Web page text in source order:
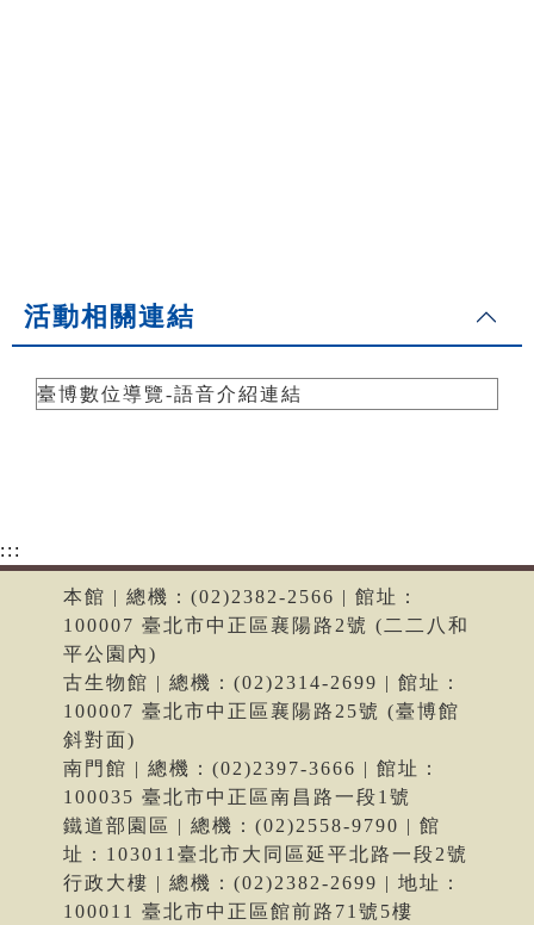
活動相關連結
臺博數位導覽-語音介紹連結
:::
本館 | 總機：(02)2382-2566 | 館址：
100007 臺北市中正區襄陽路2號 (二二八和
平公園內)
古生物館 | 總機：(02)2314-2699 | 館址：
100007 臺北市中正區襄陽路25號 (臺博館
斜對面)
南門館 | 總機：(02)2397-3666 | 館址：
100035 臺北市中正區南昌路一段1號
鐵道部園區 | 總機：(02)2558-9790 | 館
址：103011臺北市大同區延平北路一段2號
行政大樓 | 總機：(02)2382-2699 | 地址：
100011 臺北市中正區館前路71號5樓